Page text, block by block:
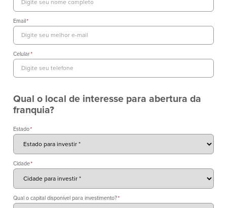
Email*
Celular*
Qual o local de interesse para abertura da
franquia?
Estado*
Cidade*
Qual o capital disponível para investimento?*